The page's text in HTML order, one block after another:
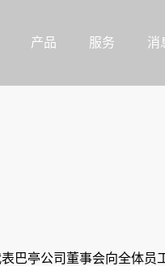
产品 服务 消
巴亭公司董事会向全体员